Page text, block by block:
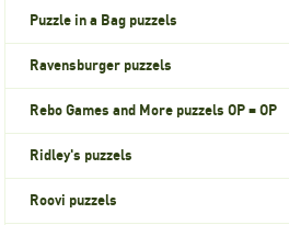
Puzzle in a Bag puzzels
Ravensburger puzzels
Rebo Games and More puzzels OP = OP
Ridley's puzzels
Roovi puzzels